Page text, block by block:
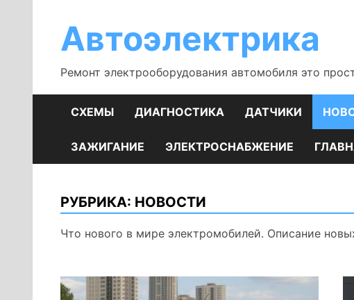
содержимому
Автоэлектрика
Ремонт электрооборудования автомобиля это
СХЕМЫ ДИАГНОСТИКА ДАТЧИКИ
ЗАЖИГАНИЕ ЭЛЕКТРОСНАБЖЕНИЕ
РУБРИКА: НОВОСТИ
Что нового в мире электромобилей. Описание